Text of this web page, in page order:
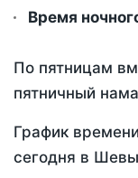
Время
По пятницам
пятничный
График
сегодня в